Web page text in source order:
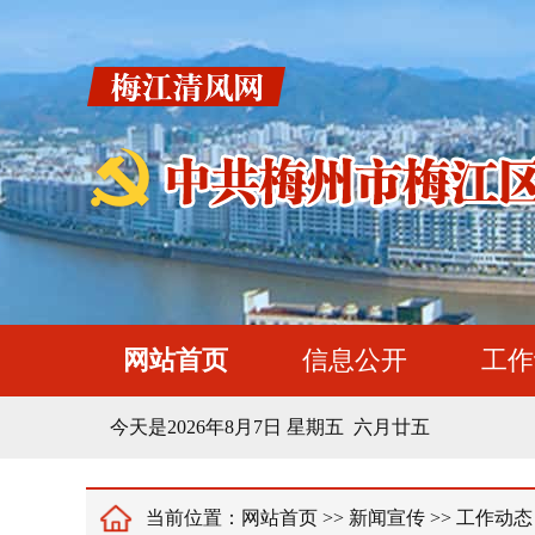
网站首页 信息公开 工
今天是2026年8月7日 星期五 六月廿五
当前位置： 网站首页 >> 新闻宣传 >> 工作动态